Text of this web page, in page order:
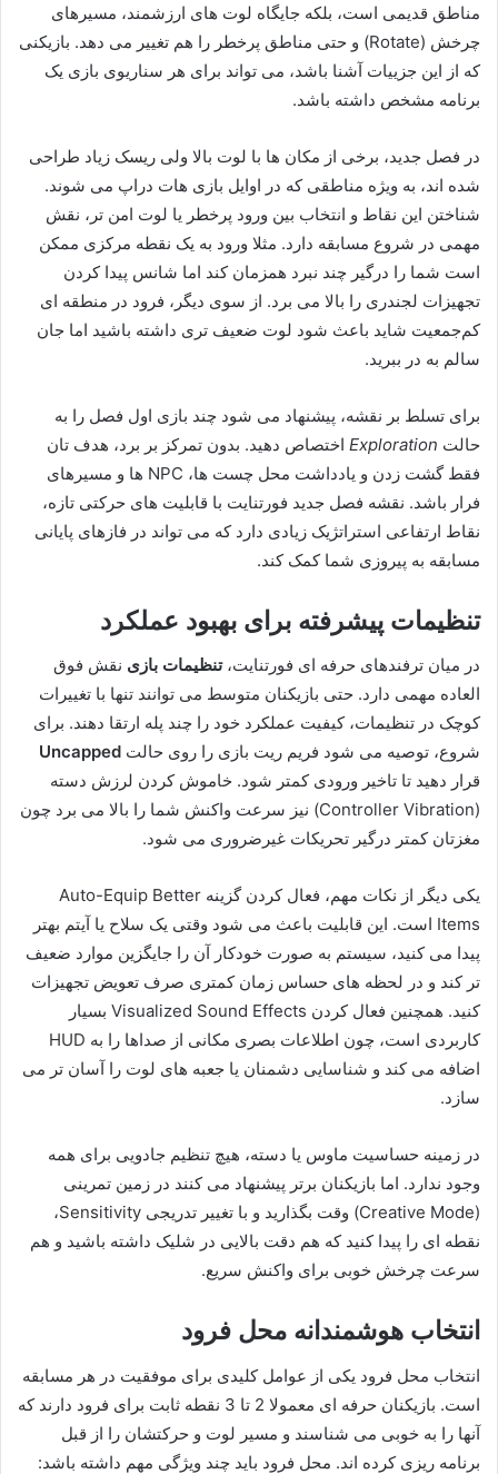
مناطق قدیمی است، بلکه جایگاه لوت های ارزشمند، مسیرهای
چرخش (Rotate) و حتی مناطق پرخطر را هم تغییر می دهد. بازیکنی
که از این جزییات آشنا باشد، می تواند برای هر سناریوی بازی یک
برنامه مشخص داشته باشد.
در فصل جدید، برخی از مکان ها با لوت بالا ولی ریسک زیاد طراحی
شده اند، به ویژه مناطقی که در اوایل بازی هات دراپ می شوند.
شناختن این نقاط و انتخاب بین ورود پرخطر یا لوت امن تر، نقش
مهمی در شروع مسابقه دارد. مثلا ورود به یک نقطه مرکزی ممکن
است شما را درگیر چند نبرد همزمان کند اما شانس پیدا کردن
تجهیزات لجندری را بالا می برد. از سوی دیگر، فرود در منطقه ای
کم‌جمعیت شاید باعث شود لوت ضعیف تری داشته باشید اما جان
سالم به در ببرید.
برای تسلط بر نقشه، پیشنهاد می شود چند بازی اول فصل را به
حالت Exploration اختصاص دهید. بدون تمرکز بر برد، هدف تان
فقط گشت زدن و یادداشت محل چست ها، NPC ها و مسیرهای
فرار باشد. نقشه فصل جدید فورتنایت با قابلیت های حرکتی تازه،
نقاط ارتفاعی استراتژیک زیادی دارد که می تواند در فازهای پایانی
مسابقه به پیروزی شما کمک کند.
تنظیمات پیشرفته برای بهبود عملکرد
در میان ترفندهای حرفه ای فورتنایت،تنظیمات بازی نقش فوق
العاده مهمی دارد. حتی بازیکنان متوسط می توانند تنها با تغییرات
کوچک در تنظیمات، کیفیت عملکرد خود را چند پله ارتقا دهند. برای
شروع، توصیه می شود فریم ریت بازی را روی حالت Uncapped
قرار دهید تا تاخیر ورودی کمتر شود. خاموش کردن لرزش دسته
(Controller Vibration) نیز سرعت واکنش شما را بالا می برد چون
مغزتان کمتر درگیر تحریکات غیرضروری می شود.
یکی دیگر از نکات مهم، فعال کردن گزینه Auto-Equip Better
Items است. این قابلیت باعث می شود وقتی یک سلاح یا آیتم بهتر
پیدا می کنید، سیستم به صورت خودکار آن را جایگزین موارد ضعیف
تر کند و در لحظه های حساس زمان کمتری صرف تعویض تجهیزات
کنید. همچنین فعال کردن Visualized Sound Effects بسیار
کاربردی است، چون اطلاعات بصری مکانی از صداها را به HUD
اضافه می کند و شناسایی دشمنان یا جعبه های لوت را آسان تر می
سازد.
در زمینه حساسیت ماوس یا دسته، هیچ تنظیم جادویی برای همه
وجود ندارد. اما بازیکنان برتر پیشنهاد می کنند در زمین تمرینی
(Creative Mode) وقت بگذارید و با تغییر تدریجی Sensitivity،
نقطه ای را پیدا کنید که هم دقت بالایی در شلیک داشته باشید و هم
سرعت چرخش خوبی برای واکنش سریع.
انتخاب هوشمندانه محل فرود
انتخاب محل فرود یکی از عوامل کلیدی برای موفقیت در هر مسابقه
است. بازیکنان حرفه ای معمولا 2 تا 3 نقطه ثابت برای فرود دارند که
آنها را به خوبی می شناسند و مسیر لوت و حرکتشان را از قبل
برنامه ریزی کرده اند. محل فرود باید چند ویژگی مهم داشته باشد: